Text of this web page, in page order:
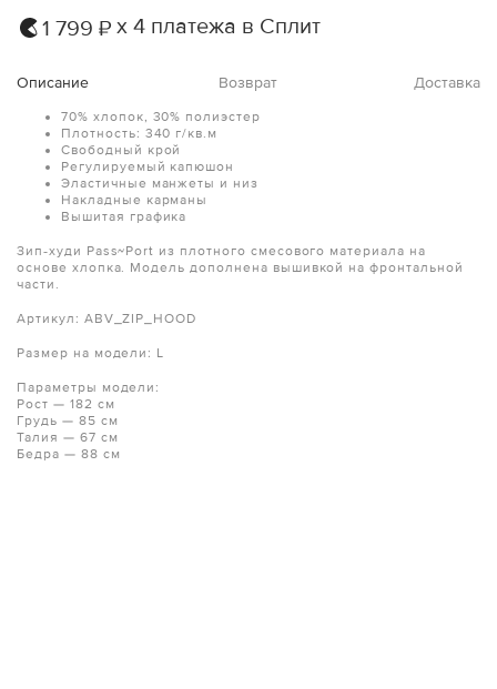
1 799 ₽ х 4 платежа в Сплит
Описание Возврат Доставка
70% хлопок, 30% полиэстер
Плотность: 340 г/кв.м
Свободный крой
Регулируемый капюшон
Эластичные манжеты и низ
Накладные карманы
Вышитая графика
Зип‑худи Pass~Port из плотного смесового материала на
основе хлопка. Модель дополнена вышивкой на фронтальной
части.
Артикул: ABV_ZIP_HOOD
Размер на модели: L
Параметры модели:
Рост — 182 см
Грудь — 85 см
Талия — 67 см
Бедра — 88 см